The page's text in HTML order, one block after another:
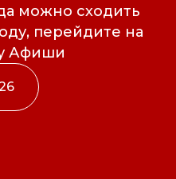
можно сходить
перейдите на
Афиши